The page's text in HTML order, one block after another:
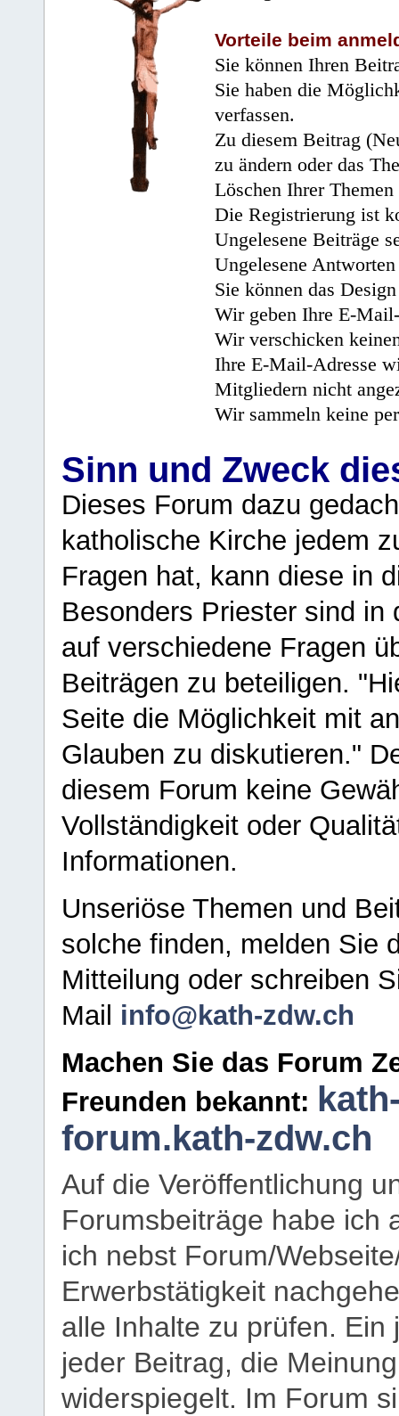
Vorteile beim
Sie können Ihren
Sie haben die
verfassen.
Zu diesem Beitrag
zu ändern oder das
Löschen Ihrer
Die Registrierung ist
Ungelesene Beiträge
Ungelesene
Sie können das
Wir geben Ihre E-
Wir verschicken
Ihre E-Mail-Adresse
Mitgliedern nicht
Wir sammeln keine
Sinn und Zweck
Dieses Forum dazu
katholische Kirche jedem
Fragen hat, kann diese in
Besonders Priester sind in
auf verschiedene Fragen
Beiträgen zu beteiligen.
Seite die Möglichkeit mit
Glauben zu diskutieren."
diesem Forum keine
Vollständigkeit oder
Informationen.
Unseriöse Themen und
solche finden, melden Sie
Mitteilung oder schreiben
Mail info@kath-zdw.ch
Machen Sie das Forum
Freunden bekannt:
forum.kath-zdw.ch
Auf die Veröffentlichung
Forumsbeiträge habe ich
ich nebst Forum/
Erwerbstätigkeit
alle Inhalte zu prüfen.
jeder Beitrag, die
widerspiegelt. Im Forum